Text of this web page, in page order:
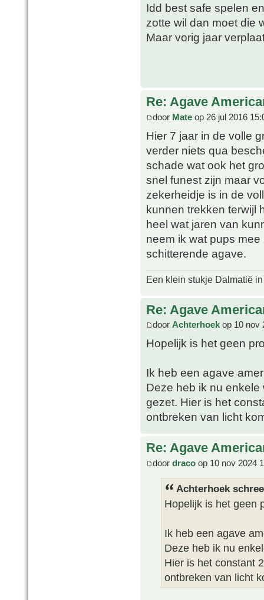
Idd best safe spelen
zotte wil dan moet die
Maar vorig jaar
Re: Agave
door Mate op 26 jul 2016
Hier 7 jaar in de volle
verder niets qua
schade wat ook het
snel funest zijn maar
zekerheidje is in de
kunnen trekken terwijl
heel wat jaren van
neem ik wat pups
schitterende agave.
Een klein stukje Dalmatië
Re: Agave
door Achterhoek op 10 nov
Hopelijk is het geen
Ik heb een agave
Deze heb ik nu
gezet. Hier is het
ontbreken van licht
Re: Agave
door draco op 10 nov 2024
Achterhoek
Hopelijk is het geen
Ik heb een agave
Deze heb ik nu
Hier is het constant
ontbreken van licht